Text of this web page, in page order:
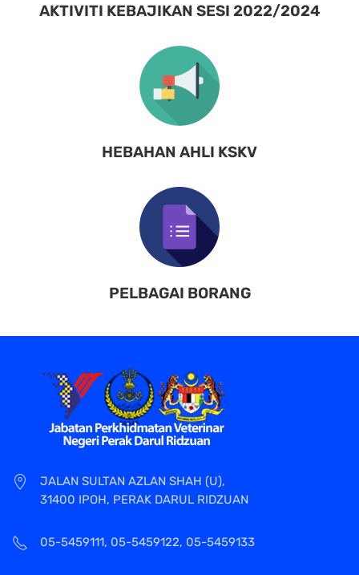
AKTIVITI KEBAJIKAN SESI 2022/2024
HEBAHAN AHLI KSKV
PELBAGAI BORANG
JALAN SULTAN AZLAN SHAH (U),
31400 IPOH, PERAK DARUL RIDZUAN
05-5459111, 05-5459122, 05-5459133